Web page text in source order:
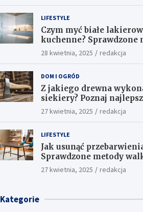
LIFESTYLE
Czym myć białe
kuchenne? Sprawdzone
skuteczne środki
28 kwietnia, 2025 redakcja
DOM I OGRÓD
Z jakiego drewna
siekiery? Poznaj
27 kwietnia, 2025 redakcja
LIFESTYLE
Jak usunąć
Sprawdzone metody
uciążliwymi plamami!
27 kwietnia, 2025 redakcja
Kategorie